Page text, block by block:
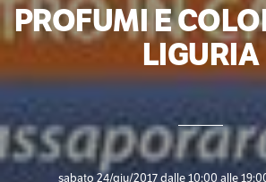
PROFUMI E
LIGURIA
sabato 24/giu/2017 dalle 10:00 alle